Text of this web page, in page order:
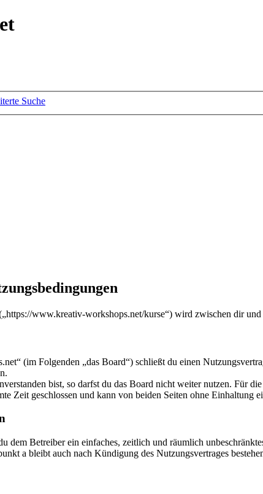
Suche
www.kreativ-workshops.net/kurse“) wird zwischen dir
(im Folgenden „das Board“) schließt du einen
bist, so darfst du das Board nicht weiter nutzen. Für
Zeit geschlossen und kann von beiden Seiten ohne Einhaltung
dem Betreiber ein einfaches, zeitlich und räumlich
a bleibt auch nach Kündigung des Nutzungsvertrages